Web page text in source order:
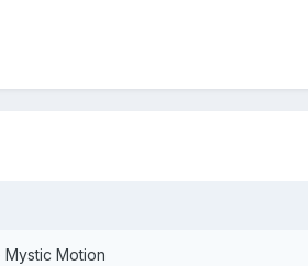
Mystic Motion